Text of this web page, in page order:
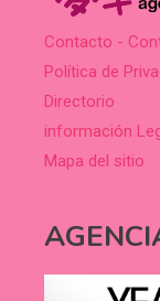
Contacto -
Política de
Directorio
información
Mapa del sitio